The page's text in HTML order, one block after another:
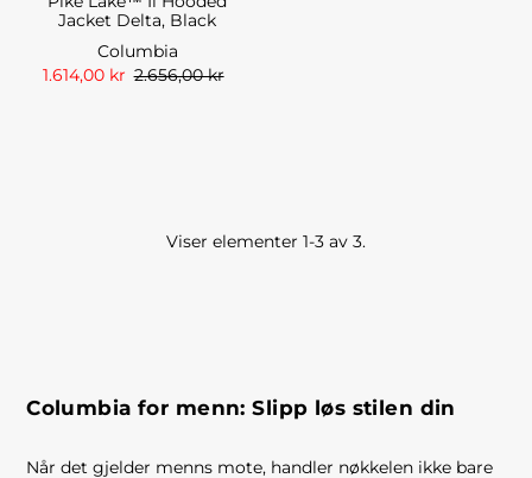
Jacket Delta, Black
Columbia
1.614,00 kr 2.656,00 kr
Viser elementer 1-3 av 3.
Columbia for menn: Slipp løs stilen din
Når det gjelder menns mote, handler nøkkelen ikke bare